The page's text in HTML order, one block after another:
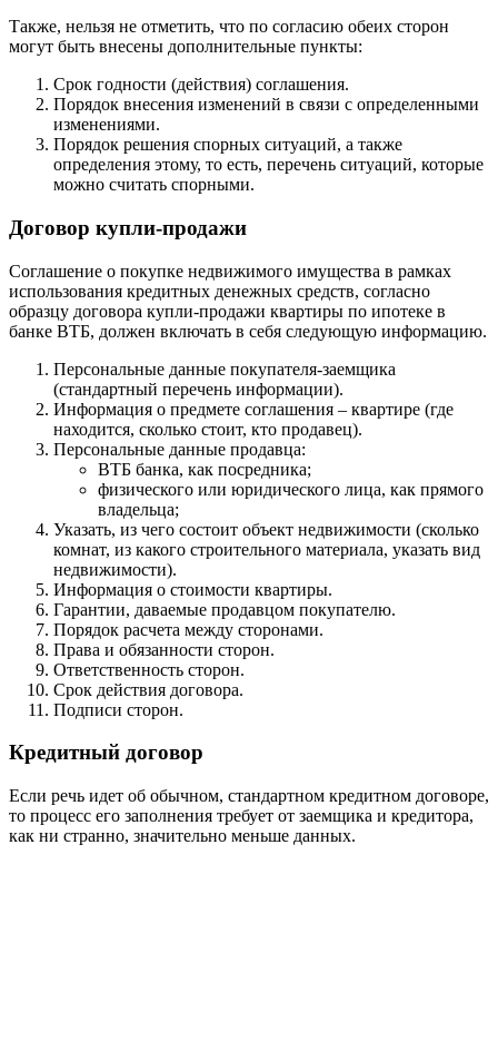
Также, нельзя не отметить, что по согласию обеих сторон
могут быть внесены дополнительные пункты:
Срок годности (действия) соглашения.
Порядок внесения изменений в связи с определенными
изменениями.
Порядок решения спорных ситуаций, а также
определения этому, то есть, перечень ситуаций, которые
можно считать спорными.
Договор купли-продажи
Соглашение о покупке недвижимого имущества в рамках
использования кредитных денежных средств, согласно
образцу договора купли-продажи квартиры по ипотеке в
банке ВТБ, должен включать в себя следующую информацию.
Персональные данные покупателя-заемщика
(стандартный перечень информации).
Информация о предмете соглашения – квартире (где
находится, сколько стоит, кто продавец).
Персональные данные продавца:
ВТБ банка, как посредника;
физического или юридического лица, как прямого
владельца;
Указать, из чего состоит объект недвижимости (сколько
комнат, из какого строительного материала, указать вид
недвижимости).
Информация о стоимости квартиры.
Гарантии, даваемые продавцом покупателю.
Порядок расчета между сторонами.
Права и обязанности сторон.
Ответственность сторон.
Срок действия договора.
Подписи сторон.
Кредитный договор
Если речь идет об обычном, стандартном кредитном договоре,
то процесс его заполнения требует от заемщика и кредитора,
как ни странно, значительно меньше данных.